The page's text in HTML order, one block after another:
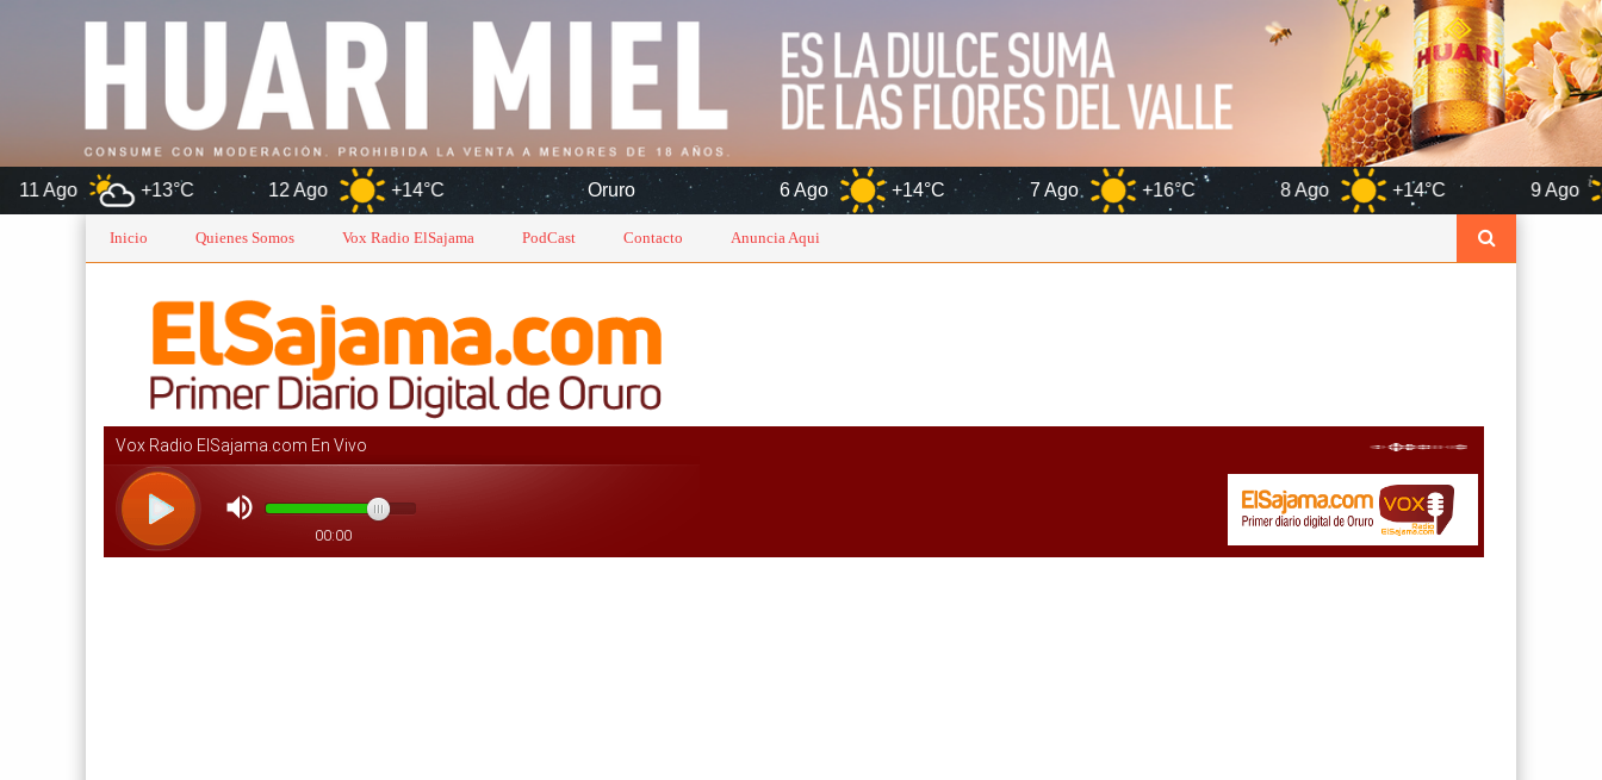
12 Ago +14°C Oruro 6 Ago +14°C 7 Ago +16°C 8 Ago +14°C 9 Ago
Inicio Quienes Somos Vox Radio ElSajama PodCast Contacto Anuncia Aqui